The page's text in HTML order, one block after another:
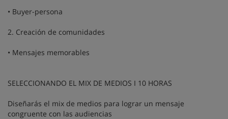
• Buyer-persona
2. Creación de comunidades
• Mensajes memorables
SELECCIONANDO EL MIX DE MEDIOS I 10 HORAS
Diseñarás el mix de medios para lograr un mensaje
congruente con las audiencias